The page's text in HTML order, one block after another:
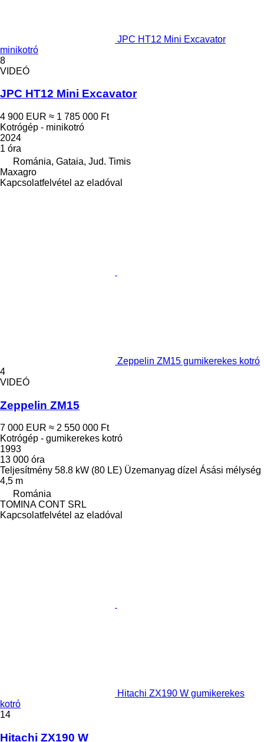
JPC HT12 Mini Excavator
minikotró
8
VIDEÓ
JPC HT12 Mini Excavator
4 900 EUR ≈ 1 785 000 Ft
Kotrógép - minikotró
2024
1 óra
Románia, Gataia, Jud. Timis
Maxagro
Kapcsolatfelvétel az eladóval
Zeppelin ZM15 gumikerekes kotró
4
VIDEÓ
Zeppelin ZM15
7 000 EUR ≈ 2 550 000 Ft
Kotrógép - gumikerekes kotró
1993
13 000 óra
Teljesítmény 58.8 kW (80 LE) Üzemanyag dízel Ásási mélység
4,5 m
Románia
TOMINA CONT SRL
Kapcsolatfelvétel az eladóval
Hitachi ZX190 W gumikerekes
kotró
14
Hitachi ZX190 W